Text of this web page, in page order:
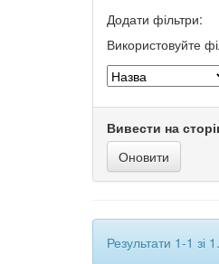
Додати фільтри:
Використовуйте
Вивести на
Результати 1-1 зі 1.